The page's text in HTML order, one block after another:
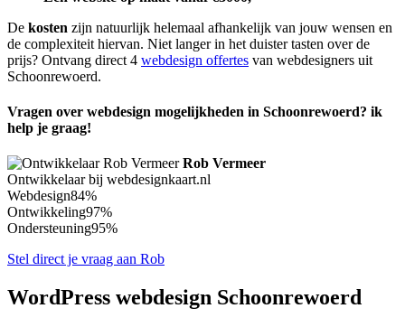
De kosten zijn natuurlijk helemaal afhankelijk van jouw wensen en
de complexiteit hiervan. Niet langer in het duister tasten over de
prijs? Ontvang direct 4 webdesign offertes van webdesigners uit
Schoonrewoerd.
Vragen over webdesign mogelijkheden in Schoonrewoerd? ik
help je graag!
Rob Vermeer
Ontwikkelaar bij webdesignkaart.nl
Webdesign84%
Ontwikkeling97%
Ondersteuning95%
Stel direct je vraag aan Rob
WordPress webdesign Schoonrewoerd